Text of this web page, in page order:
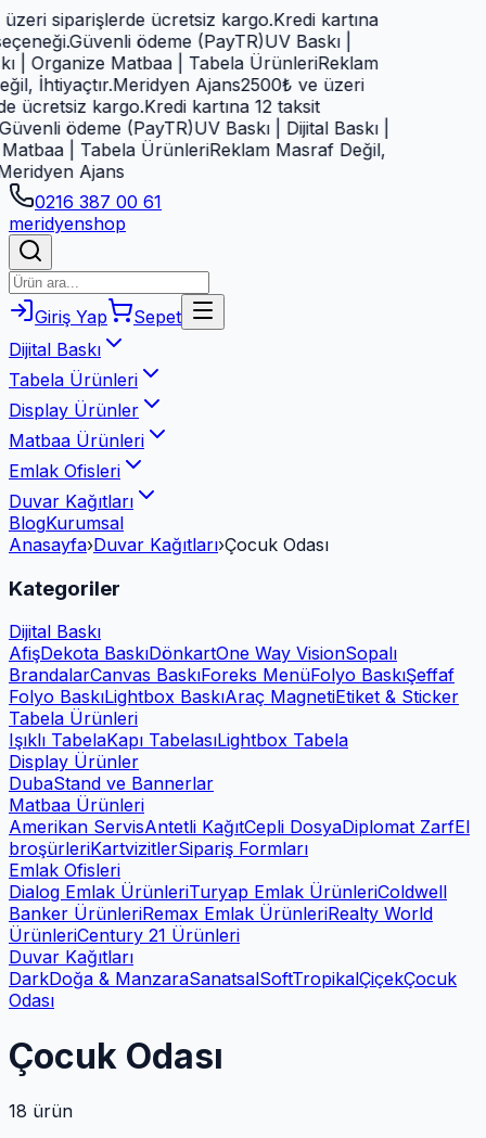
siparişlerde ücretsiz kargo.Kredi kartına
Güvenli ödeme (PayTR)UV Baskı |
Matbaa | Tabela ÜrünleriReklam
Meridyen Ajans2500₺ ve üzeri
kargo.Kredi kartına 12 taksit
ödeme (PayTR)UV Baskı | Dijital Baskı |
| Tabela ÜrünleriReklam Masraf Değil,
Ajans
0216 387 00 61
meridyenshop
Giriş Yap
Sepet
Dijital Baskı
Tabela Ürünleri
Display Ürünler
Matbaa Ürünleri
Emlak Ofisleri
Duvar Kağıtları
BlogKurumsal
Anasayfa›Duvar Kağıtları›Çocuk Odası
Kategoriler
Dijital Baskı
AfişDekota BaskıDönkartOne Way VisionSopalı
BrandalarCanvas BaskıForeks MenüFolyo BaskıŞeffaf
Folyo BaskıLightbox BaskıAraç MagnetiEtiket & Sticker
Tabela Ürünleri
Işıklı TabelaKapı TabelasıLightbox Tabela
Display Ürünler
DubaStand ve Bannerlar
Matbaa Ürünleri
Amerikan ServisAntetli KağıtCepli DosyaDiplomat ZarfEl
broşürleriKartvizitlerSipariş Formları
Emlak Ofisleri
Dialog Emlak ÜrünleriTuryap Emlak ÜrünleriColdwell
Banker ÜrünleriRemax Emlak ÜrünleriRealty World
ÜrünleriCentury 21 Ürünleri
Duvar Kağıtları
DarkDoğa & ManzaraSanatsalSoftTropikalÇiçekÇocuk
Odası
Çocuk Odası
18 ürün